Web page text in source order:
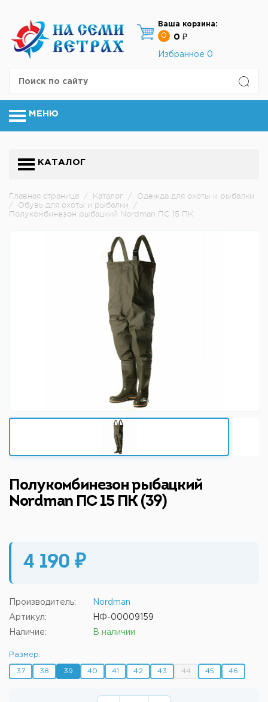
Ваша корзина:
0
0 ₽
Избранное 0
МЕНЮ
КАТАЛОГ
Главная страница / Каталог /
Одежда для охоты и рыбалки
/
Обувь для охоты и рыбалки
/
Полукомбинезон рыбацкий Nordman ПС 15 ПК
Полукомбинезон рыбацкий
Nordman ПС 15 ПК (39)
4 190 ₽
Производитель: Nordman
Артикул: НФ-00009159
Наличие: В наличии
Размер:
37 38 39 40 41 42 43 44 45 46